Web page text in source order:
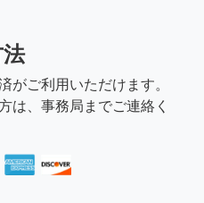
がご利用いただけます。
は、事務局までご連絡く